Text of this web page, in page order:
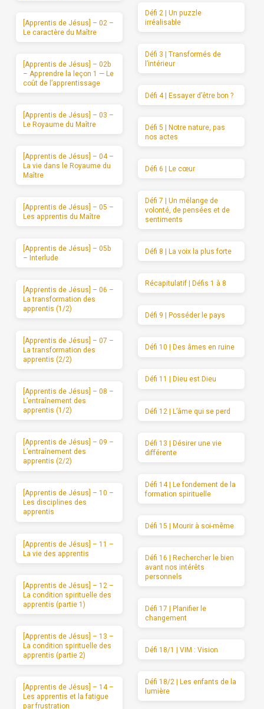
[Apprentis de Jésus] – 02 –
Le caractère du Maître
[Apprentis de Jésus] – 02b
– Apprendre la leçon 1 — Le
coût de l’apprentissage
[Apprentis de Jésus] – 03 –
Le Royaume du Maître
[Apprentis de Jésus] – 04 –
La vie dans le Royaume du
Maître
[Apprentis de Jésus] – 05 –
Les apprentis du Maître
[Apprentis de Jésus] – 05b
– Interlude
[Apprentis de Jésus] – 06 –
La transformation des
apprentis (1/2)
[Apprentis de Jésus] – 07 –
La transformation des
apprentis (2/2)
[Apprentis de Jésus] – 08 –
L’entraînement des
apprentis (1/2)
[Apprentis de Jésus] – 09 –
L’entraînement des
apprentis (2/2)
[Apprentis de Jésus] – 10 –
Les disciplines des
apprentis
[Apprentis de Jésus] – 11 –
La vie des apprentis
[Apprentis de Jésus] – 12 –
La condition spirituelle des
apprentis (partie 1)
[Apprentis de Jésus] – 13 –
La condition spirituelle des
apprentis (partie 2)
[Apprentis de Jésus] – 14 –
Les apprentis et la fatigue
par frustration
Défi 2 | Un puzzle
irréalisable
Défi 3 | Transformés de
l’intérieur
Défi 4 | Essayer d’être bon ?
Défi 5 | Notre nature, pas
nos actes
Défi 6 | Le cœur
Défi 7 | Un mélange de
volonté, de pensées et de
sentiments
Défi 8 | La voix la plus forte
Récapitulatif | Défis 1 à 8
Défi 9 | Posséder le pays
Défi 10 | Des âmes en ruine
Défi 11 | Dieu est Dieu
Défi 12 | L’âme qui se perd
Défi 13 | Désirer une vie
différente
Défi 14 | Le fondement de la
formation spirituelle
Défi 15 | Mourir à soi-même
Défi 16 | Rechercher le bien
avant nos intérêts
personnels
Défi 17 | Planifier le
changement
Défi 18/1 | VIM : Vision
Défi 18/2 | Les enfants de la
lumière